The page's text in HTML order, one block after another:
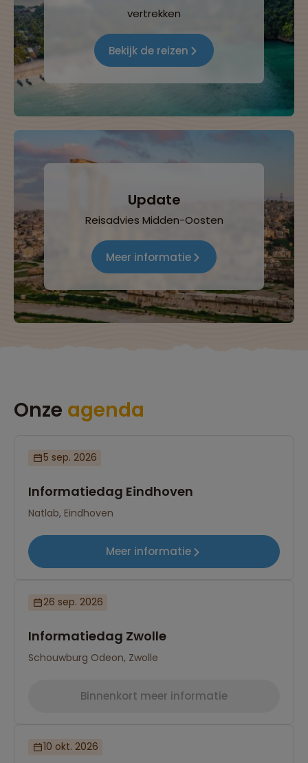
vertrekken
Bekijk de reizen
Update
Reisadvies Midden-Oosten
Meer informatie
Onze agenda
5 sep. 2026
Informatiedag Eindhoven
Natlab, Eindhoven
Meer informatie
26 sep. 2026
Informatiedag Zwolle
Schouwburg Odeon, Zwolle
Binnenkort meer informatie
10 okt. 2026